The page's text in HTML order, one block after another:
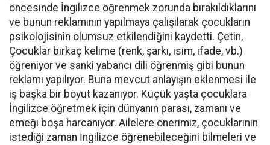
öncesinde İngilizce öğrenmek zorunda bırakıldıklarını
ve bunun reklamının yapılmaya çalışılarak çocukların
psikolojisinin olumsuz etkilendiğini kaydetti. Çetin,
Çocuklar birkaç kelime (renk, şarkı, isim, ifade, vb.)
öğreniyor ve sanki yabancı dili öğrenmiş gibi bunun
reklamı yapılıyor. Buna mevcut anlayışın eklenmesi ile
iş başka bir boyut kazanıyor. Küçük yaşta çocuklara
İngilizce öğretmek için dünyanın parası, zamanı ve
emeği boşa harcanıyor. Ailelere önerimiz, çocuklarının
istediği zaman İngilizce öğrenebileceğini bilmeleri ve